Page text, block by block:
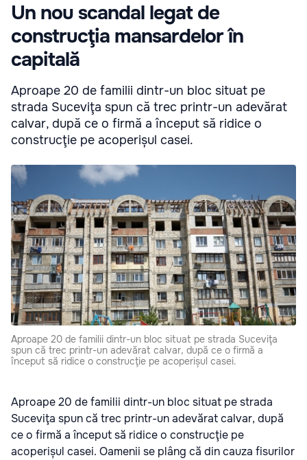
Un nou scandal legat de
construcţia mansardelor în
capitală
Aproape 20 de familii dintr-un bloc situat pe
strada Suceviţa spun că trec printr-un adevărat
calvar, după ce o firmă a început să ridice o
construcţie pe acoperișul casei.
Aproape 20 de familii dintr-un bloc situat pe strada Suceviţa
spun că trec printr-un adevărat calvar, după ce o firmă a
început să ridice o construcţie pe acoperișul casei.
Aproape 20 de familii dintr-un bloc situat pe strada
Suceviţa spun că trec printr-un adevărat calvar, după
ce o firmă a început să ridice o construcţie pe
acoperișul casei. Oamenii se plâng că din cauza fisurilor